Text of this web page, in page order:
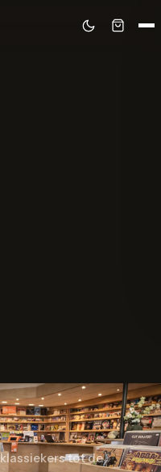
tot de